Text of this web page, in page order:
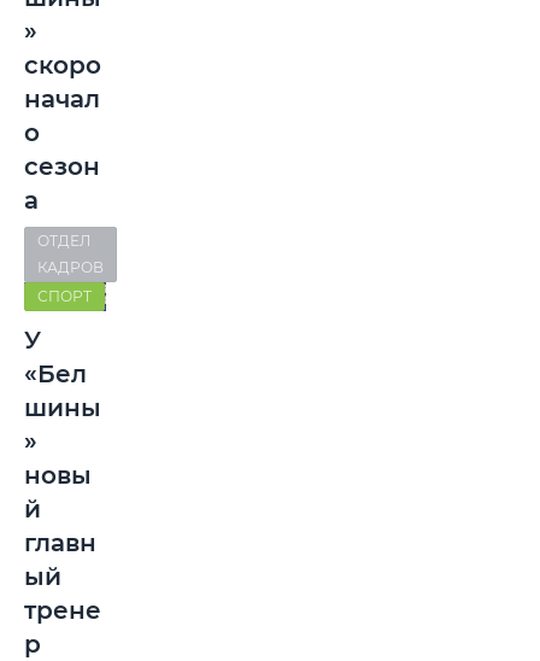
»
скоро
начал
о
сезон
а
ОТДЕЛ
КАДРОВ
СПОРТ
У
«Бел
шины
»
новы
й
главн
ый
трене
р